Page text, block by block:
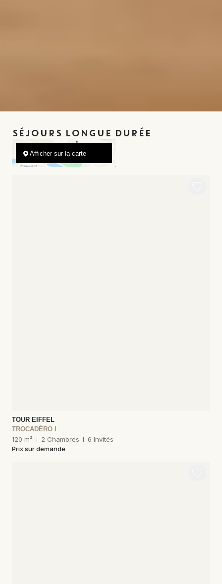
SÉJOURS LONGUE DURÉE
Afficher sur la carte
TOUR EIFFEL
TROCADÉRO I
120 m² 2 Chambres
6 Invités
Prix sur demande